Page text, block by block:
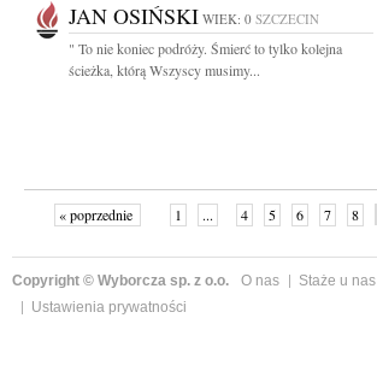
JAN OSIŃSKI WIEK: 0 SZCZECIN
" To nie koniec podróży. Śmierć to tylko kolejna
ścieżka, którą Wszyscy musimy...
« poprzednie 1 ... 4 5 6 7 8
Copyright © Wyborcza sp. z o.o. O nas Staże u nas
Ustawienia prywatności